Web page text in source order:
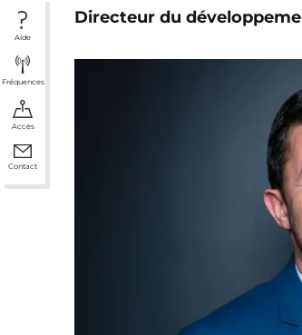
Aide
Fréquences
Accès
Contact
Directeur du